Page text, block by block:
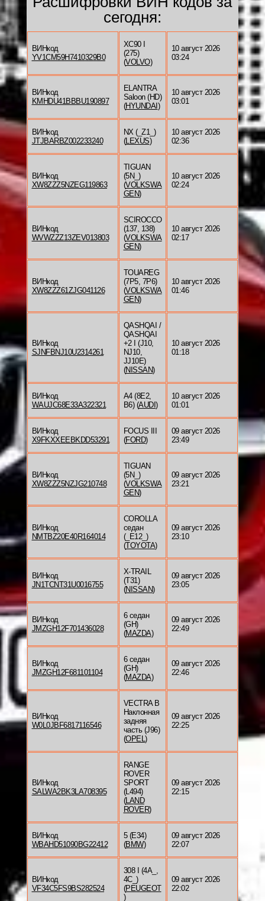
сегодня:
ВИНкод
YV1CM59H7410329B0
XC90 I
(275)
(VOLVO)
10 август 2026
03:24
ВИНкод
KMHDU41BBBU190897
ELANTRA
Saloon (HD)
(HYUNDAI )
10 август 2026
03:01
ВИНкод
JTJBARBZ002233240
NX (_Z1_)
(LEXUS)
10 август 2026
02:36
ВИНкод
XW8ZZZ5NZEG119863
TIGUAN
(5N_)
(VOLKSWA
GEN)
10 август 2026
02:24
ВИНкод
WVWZZZ13ZEV013803
SCIROCCO
(137, 138)
(VOLKSWA
GEN)
10 август 2026
02:17
ВИНкод
XW8ZZZ61ZJG041126
TOUAREG
(7P5, 7P6)
(VOLKSWA
GEN)
10 август 2026
01:46
ВИНкод
SJNFBNJ10U2314261
QASHQAI /
QASHQAI
+2 I (J10,
NJ10,
JJ10E)
(NISSAN)
10 август 2026
01:18
ВИНкод
WAUJC68E33A322321
A4 (8E2,
B6) (AUDI )
10 август 2026
01:01
ВИНкод
X9FKXXEEBKDD53291
FOCUS III
(FORD)
09 август 2026
23:49
ВИНкод
XW8ZZZ5NZJG210748
TIGUAN
(5N_)
(VOLKSWA
GEN)
09 август 2026
23:21
ВИНкод
NMTBZ20E40R164014
COROLLA
седан
(_E12_)
(TOYOTA)
09 август 2026
23:10
ВИНкод
JN1TCNT31U0016755
X-TRAIL
(T31)
(NISSAN)
09 август 2026
23:05
ВИНкод
JMZGH12F701436028
6 седан
(GH)
(MAZDA)
09 август 2026
22:49
ВИНкод
JMZGH12F681101104
6 седан
(GH)
(MAZDA)
09 август 2026
22:46
ВИНкод
W0L0JBF6817116546
VECTRA B
Наклонная
задняя
часть (J96)
(OPEL)
09 август 2026
22:25
ВИНкод
SALWA2BK3LA708395
RANGE
ROVER
SPORT
(L494)
(LAND
ROVER)
09 август 2026
22:15
ВИНкод
WBAHD51090BG22412
5 (E34)
(BMW)
09 август 2026
22:07
ВИНкод
VF34C5FS9BS282524
308 I (4A_,
4C_)
(PEUGEOT
)
09 август 2026
22:02